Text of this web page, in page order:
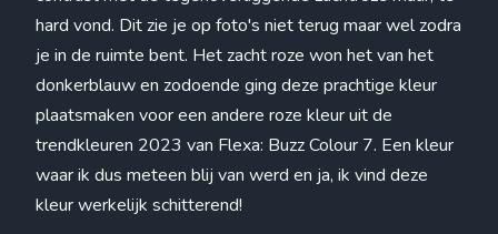
hard vond. Dit zie je op foto's niet terug maar wel zodra
je in de ruimte bent. Het zacht roze won het van het
donkerblauw en zodoende ging deze prachtige kleur
plaatsmaken voor een andere roze kleur uit de
trendkleuren 2023 van Flexa: Buzz Colour 7. Een kleur
waar ik dus meteen blij van werd en ja, ik vind deze
kleur werkelijk schitterend!